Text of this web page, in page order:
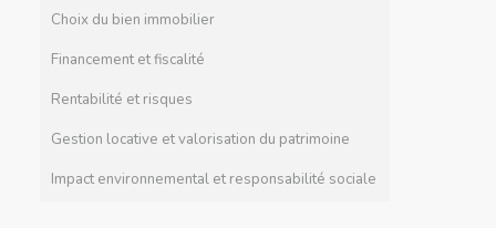
Choix du bien immobilier
Financement et fiscalité
Rentabilité et risques
Gestion locative et valorisation du patrimoine
Impact environnemental et responsabilité sociale